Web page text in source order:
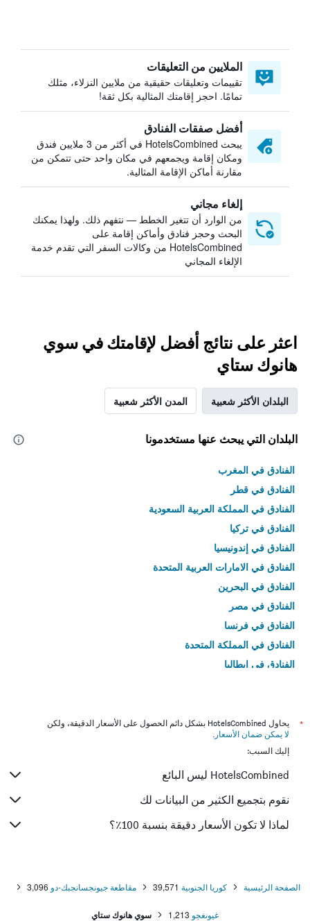
الملايين من التعليقات
تقييمات وتعليقات حقيقية من ملايين النزلاء، مثلك
تمامًا. احجز إقامتك المثالية بكل ثقة!
أفضل صفقات الفنادق
يبحث HotelsCombined في أكثر من 3 ملايين فندق
ومكان إقامة ويجمعهم في مكان واحد حتى تتمكن من
مقارنة أماكن الإقامة المثالية.
إلغاء مجاني
من الوارد أن تتغير الخطط — نتفهم ذلك. ولهذا يمكنك
البحث وحجز فنادق وأماكن إقامة على
HotelsCombined من وكالات السفر التي تقدم خدمة
الإلغاء المجاني
اعثر على نتائج أفضل لإقامتك في سوي
هانوك ستاي
البلدان الأكثر شعبية المدن الأكثر شعبية
البلدان التي يبحث عنها مستخدمونا
الفنادق في المغرب
الفنادق في قطر
الفنادق في المملكة العربية السعودية
الفنادق في تركيا
الفنادق في إندونيسيا
الفنادق في الامارات العربية المتحدة
الفنادق في البحرين
الفنادق في مصر
الفنادق في فرنسا
الفنادق في المملكة المتحدة
الفنادق في إيطاليا
*
يحاول HotelsCombined بشكل دائم الحصول على الأسعار الدقيقة، ولكن
لا يمكن ضمان الأسعار .
إليك السبب:
HotelsCombined ليس البائع
نقوم بتجميع الكثير من البيانات لك
لماذا لا تكون الأسعار دقيقة بنسبة 100٪؟
الصفحة الرئيسية كوريا الجنوبية 39,571 مقاطعة جيونجسانجبك-دو 3,096
غيونغجو 1,213 سوي هانوك ستاي